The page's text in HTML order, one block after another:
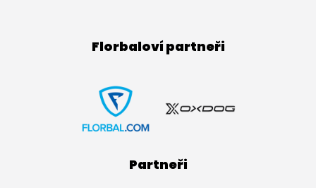
Florbaloví partneři
Partneři